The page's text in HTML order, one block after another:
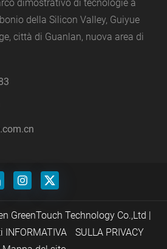
dimostrativo di tecnologie a
della Silicon Valley, Guiyue
città di Guanlan, nuova area di
GreenTouch Technology Co.,Ltd |
SULLA PRIVACY